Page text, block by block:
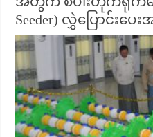
Seeder) လွှဲပြောင်းပ